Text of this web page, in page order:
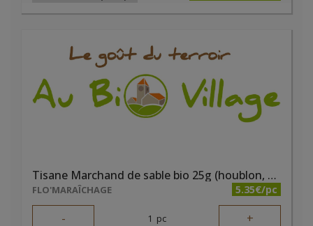
Tisane Marchand de sable bio 25g (houblon, verveine, marjolaine, mélisse, lavande, coquelicot)
FLO'MARAÎCHAGE 5.35€/pc
- 1 pc +